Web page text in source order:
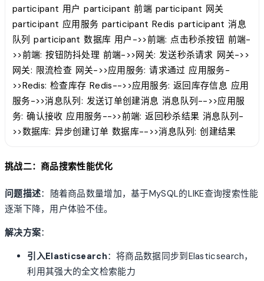
participant 用户 participant 前端 participant 网关
participant 应用服务 participant Redis participant 消息
队列 participant 数据库 用户->>前端: 点击秒杀按钮 前端-
>>前端: 按钮防抖处理 前端->>网关: 发送秒杀请求 网关->>
网关: 限流检查 网关->>应用服务: 请求通过 应用服务-
>>Redis: 检查库存 Redis-->>应用服务: 返回库存信息 应用
服务->>消息队列: 发送订单创建消息 消息队列-->>应用服
务: 确认接收 应用服务-->>前端: 返回秒杀结果 消息队列-
>>数据库: 异步创建订单 数据库-->>消息队列: 创建结果
挑战二：商品搜索性能优化
问题描述：随着商品数量增加，基于MySQL的LIKE查询搜索性能
逐渐下降，用户体验不佳。
解决方案：
引入Elasticsearch：将商品数据同步到Elasticsearch，
利用其强大的全文检索能力